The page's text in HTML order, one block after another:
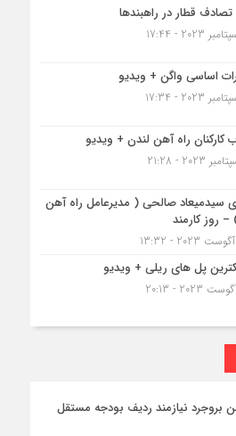
تصادف قطار در راهبندها
اساسی واگن + ویدیو
کارکنان راه آهن لندن + ویدیو
سیدمیعاد صالحی ( مدیرعامل راه آهن
روز کارمند
پل های ریلی + ویدیو
بروجرد نیازمند ردیف بودجه مستقل